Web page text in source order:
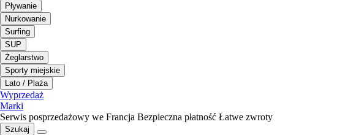
Pływanie
Nurkowanie
Surfing
SUP
Żeglarstwo
Sporty miejskie
Lato / Plaża
Wyprzedaż
Marki
Serwis posprzedażowy we Francja Bezpieczna płatność Łatwe zwroty
Szukaj